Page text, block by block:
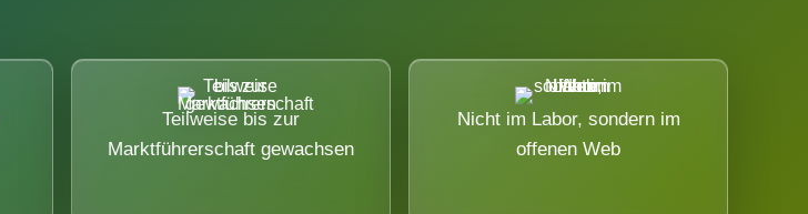
Teilweise bis zur
Marktführerschaft gewachsen
Nicht im Labor, sondern im
offenen Web